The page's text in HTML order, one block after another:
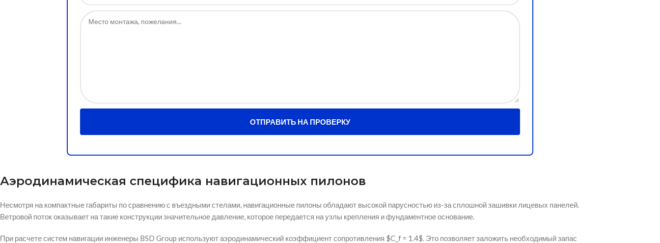
ОТПРАВИТЬ НА ПРОВЕРКУ
Аэродинамическая специфика навигационных пилонов
Несмотря на компактные габариты по сравнению с въездными стелами, навигационные пилоны обладают высокой парусностью из-за сплошной зашивки лицевых панелей.
Ветровой поток оказывает на такие конструкции значительное давление, которое передается на узлы крепления и фундаментное основание.
При расчете систем навигации инженеры BSD Group используют аэродинамический коэффициент сопротивления $C_f = 1.4$. Это позволяет заложить необходимый запас